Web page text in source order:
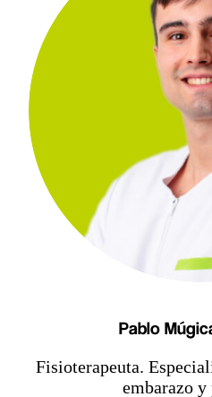
Pablo
Fisioterapeuta.
embarazo y